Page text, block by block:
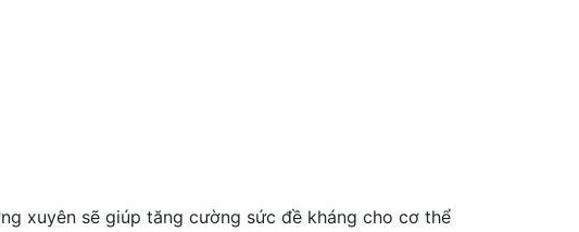
xuyên sẽ giúp tăng cường sức đề kháng cho cơ thể